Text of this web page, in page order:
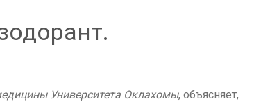
Университета Оклахомы, объясняет,